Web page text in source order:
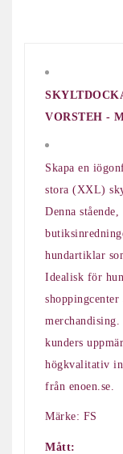
VORSTEH -
Skapa en
stora (XXL)
Denna
hundartiklar
Idealisk för
kunders
högkvalitativ
från enoen.se.
Märke: FS
Mått: